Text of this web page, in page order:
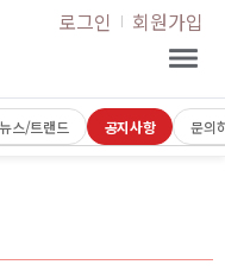
로그인 회원가입
뉴스/트랜드 공지사항 문의